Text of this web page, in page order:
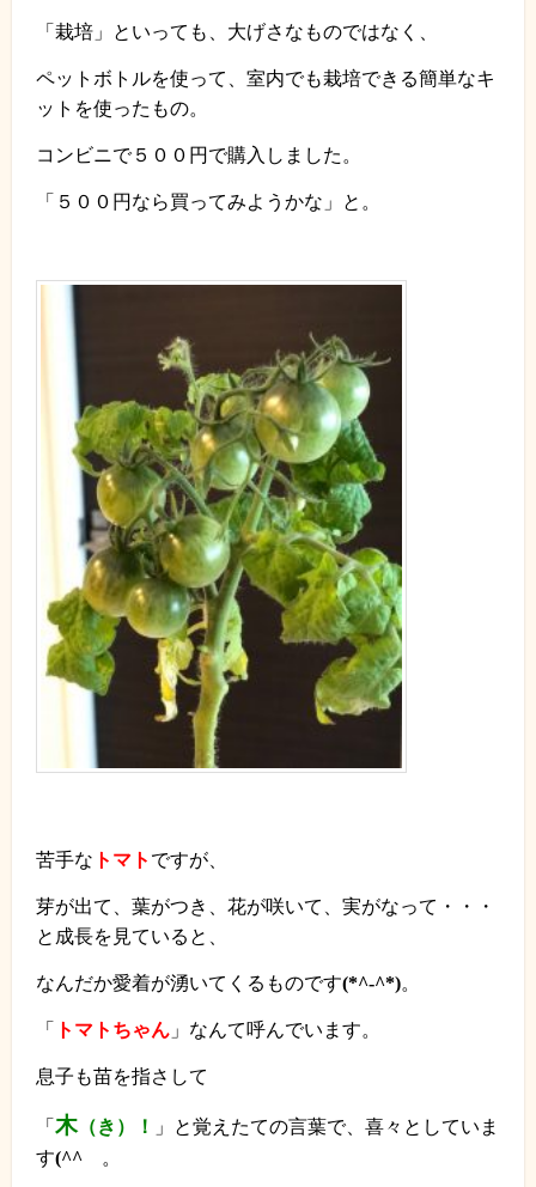
「栽培」といっても、大げさなものではなく、
ペットボトルを使って、室内でも栽培できる簡単なキ
ットを使ったもの。
コンビニで５００円で購入しました。
「５００円なら買ってみようかな」と。
苦手な トマト ですが、
芽が出て、葉がつき、花が咲いて、実がなって・・・
と成長を見ていると、
なんだか愛着が湧いてくるものです(*^-^*)。
「 トマトちゃん 」なんて呼んでいます。
息子も苗を指さして
「 木（き）！
」と覚えたての言葉で、喜々としていま
す(^^ 。